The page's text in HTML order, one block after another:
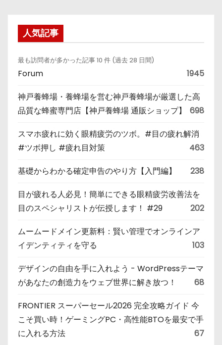
人気記事
最も訪問者が多かった記事 10 件 (過去 28 日間)
Forum 1945
神戸養蜂場・養蜂場を営む神戸養蜂場が厳選した高
品質な蜂蜜専門店【神戸養蜂場 通販ショップ】
698
スマホ疲れに効く眼精疲労のツボ。#目の疲れ解消
#ツボ押し #疲れ目対策
463
基礎からわかる確定申告のやり方【入門編】 238
目が疲れる人必見！簡単にできる眼精疲労改善法を
目のスペシャリストが伝授します！ #29
202
ムームードメイン更新料：賢い管理でオンラインア
イデンティティを守る
103
デザインの自由を手に入れよう - WordPressテーマ
があなたの創造力をウェブ世界に解き放つ！
68
FRONTIER スーパーセール2026 完全攻略ガイド 今
こそ買い時！ゲーミングPC・高性能BTOを最安で手
に入れる方法
67